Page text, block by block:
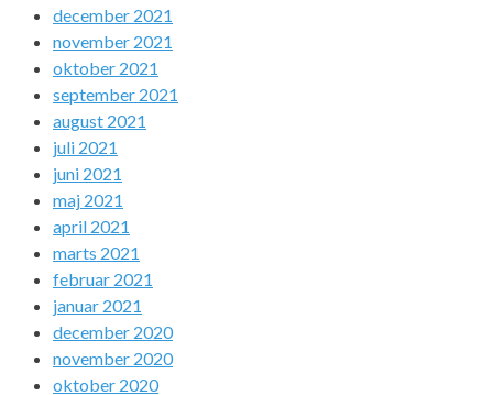
december 2021
november 2021
oktober 2021
september 2021
august 2021
juli 2021
juni 2021
maj 2021
april 2021
marts 2021
februar 2021
januar 2021
december 2020
november 2020
oktober 2020